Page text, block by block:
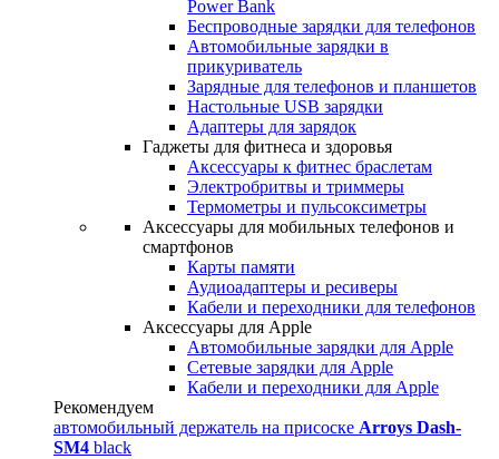
Power Bank
Беспроводные зарядки для телефонов
Автомобильные зарядки в
прикуриватель
Зарядные для телефонов и планшетов
Настольные USB зарядки
Адаптеры для зарядок
Гаджеты для фитнеса и здоровья
Аксессуары к фитнес браслетам
Электробритвы и триммеры
Термометры и пульсоксиметры
Аксессуары для мобильных телефонов и
смартфонов
Карты памяти
Аудиоадаптеры и ресиверы
Кабели и переходники для телефонов
Аксессуары для Apple
Автомобильные зарядки для Apple
Сетевые зарядки для Apple
Кабели и переходники для Apple
Рекомендуем
автомобильный держатель на присоске Arroys Dash-
SM4 black